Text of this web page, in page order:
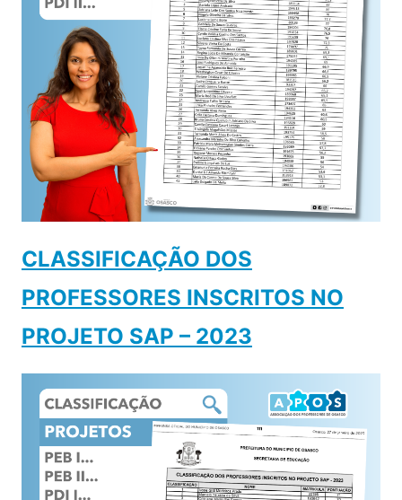
CLASSIFICAÇÃO DOS
PROFESSORES INSCRITOS NO
PROJETO SAP – 2023